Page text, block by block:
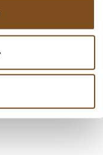
Breite 140 cm/